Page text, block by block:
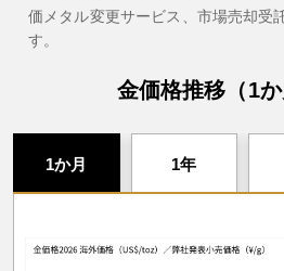
価メタル変更サービス、市場売却受
す。
金価格推移（1か
1か月 1年